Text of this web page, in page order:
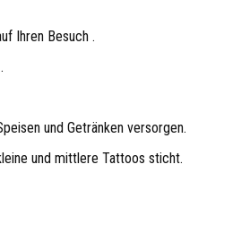
Ihren Besuch .
und Getränken versorgen.
und mittlere Tattoos sticht.